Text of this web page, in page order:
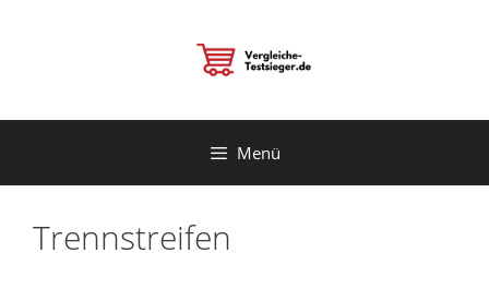
Menü
Trennstreifen